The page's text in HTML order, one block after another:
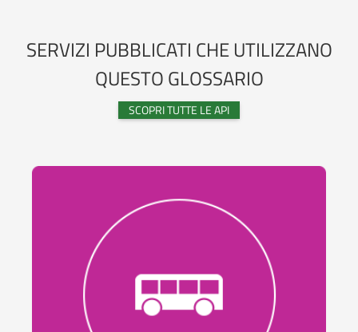
SERVIZI PUBBLICATI CHE UTILIZZANO
QUESTO GLOSSARIO
SCOPRI TUTTE LE API